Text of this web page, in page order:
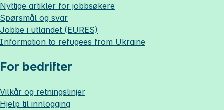
Nyttige artikler for jobbsøkere
Spørsmål og svar
Jobbe i utlandet (EURES)
Information to refugees from Ukraine
For bedrifter
Vilkår og retningslinjer
Hjelp til innlogging